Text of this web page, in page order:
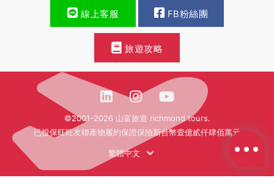
線上客服 FB粉絲團
旅遊攻略
©2001-2026 山富旅遊 richmond tours.
已投保旺旺友聯產物履約保證保險新台幣壹億貳仟肆佰萬元
繁體中文